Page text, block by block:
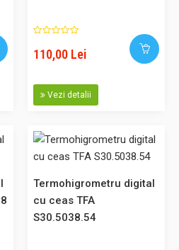
poate fi achizitionat si prin
cu suprafete stralucitoare,
poate afisa in formatul
Dacă conditiile cli..
Lei
în Coş
110,00 Lei
Vezi detalii
Termohigrometru digital
cu ceas TFA
S30.5038.54